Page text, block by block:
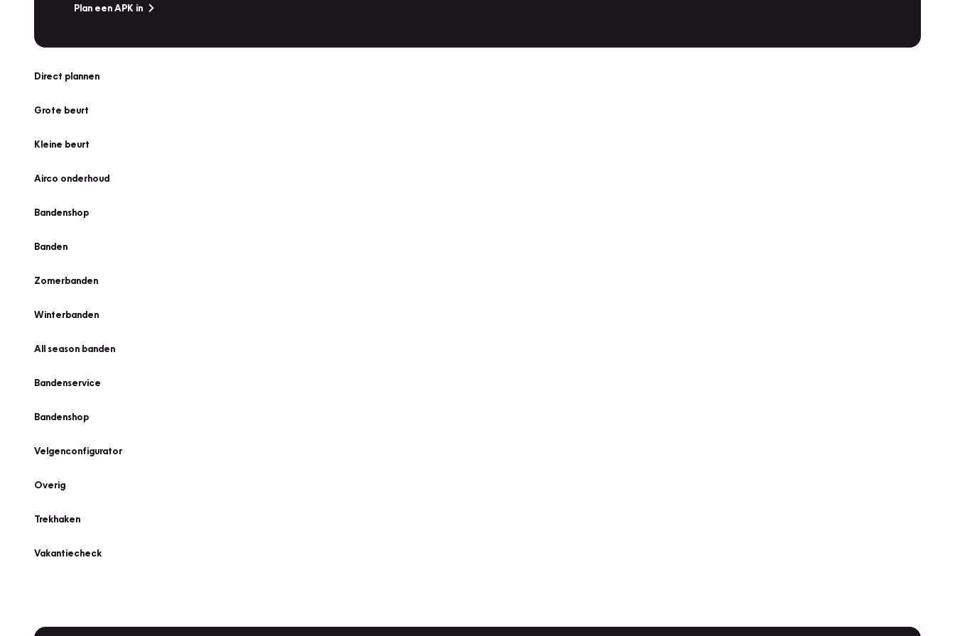
Plan een APK in
Direct plannen
Grote beurt
Kleine beurt
Airco onderhoud
Bandenshop
Banden
Zomerbanden
Winterbanden
All season banden
Bandenservice
Bandenshop
Velgenconfigurator
Overig
Trekhaken
Vakantiecheck